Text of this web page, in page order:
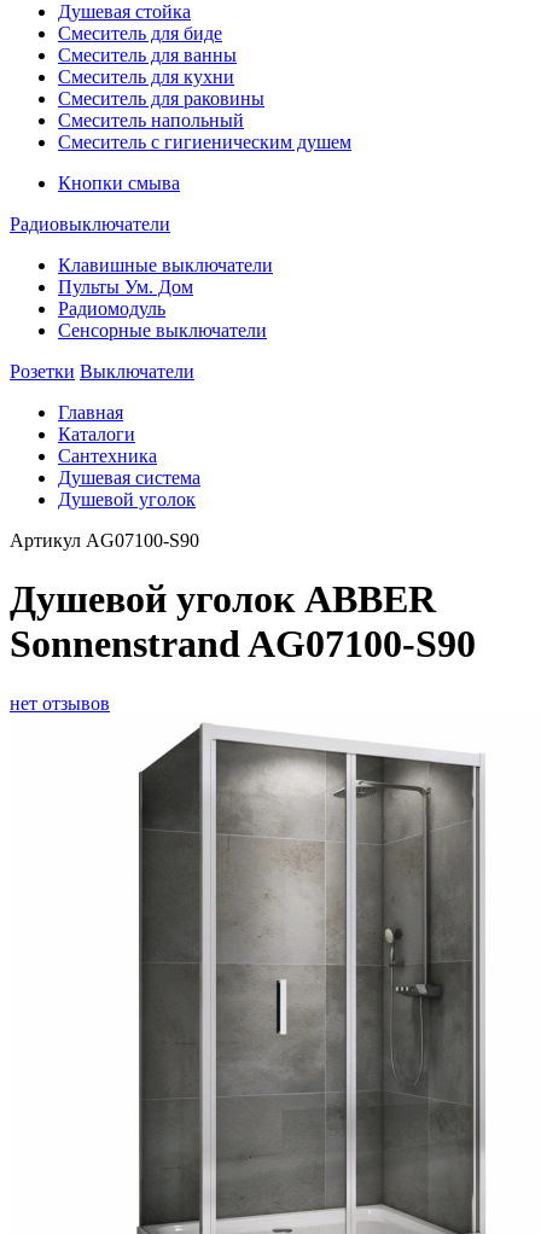
Душевая стойка
Смеситель для биде
Смеситель для ванны
Смеситель для кухни
Смеситель для раковины
Смеситель напольный
Смеситель с гигиеническим душем
Кнопки смыва
Радиовыключатели
Клавишные выключатели
Пульты Ум. Дом
Радиомодуль
Сенсорные выключатели
Розетки Выключатели
Главная
Каталоги
Сантехника
Душевая система
Душевой уголок
Артикул AG07100-S90
Душевой уголок ABBER
Sonnenstrand AG07100-S90
нет отзывов